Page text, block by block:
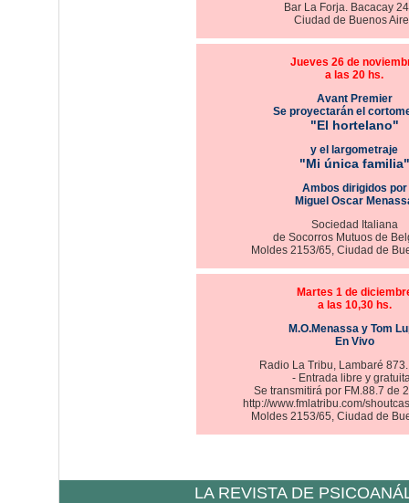
Bar La Forja. Bacacay
Ciudad de Buenos
Jueves 26 de
a las 20 hs.
Avant Premier
Se proyectarán el
"El hortelano"
y el largometraje
"Mi única familia"
Ambos dirigidos por
Miguel Oscar
Sociedad Italiana
de Socorros Mutuos de
Moldes 2153/65, Ciudad de
Martes 1 de
a las 10,30 hs.
M.O.Menassa y Tom
En Vivo
Radio La Tribu, Lambaré
- Entrada libre y
Se transmitirá por FM.88.7 de
http://www.fmlatribu.com/
Moldes 2153/65, Ciudad de
LA REVISTA DE